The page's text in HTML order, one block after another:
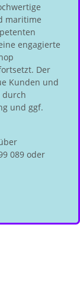
maritime
engagierte
Der
Kunden und
durch
und ggf.
089 oder